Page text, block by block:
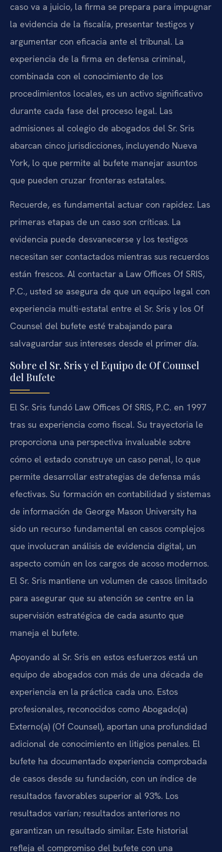
caso va a juicio, la firma se prepara para impugnar
la evidencia de la fiscalía, presentar testigos y
argumentar con eficacia ante el tribunal. La
experiencia de la firma en defensa criminal,
combinada con el conocimiento de los
procedimientos locales, es un activo significativo
durante cada fase del proceso legal. Las
admisiones al colegio de abogados del Sr. Sris
abarcan cinco jurisdicciones, incluyendo Nueva
York, lo que permite al bufete manejar asuntos
que pueden cruzar fronteras estatales.
Recuerde, es fundamental actuar con rapidez. Las
primeras etapas de un caso son críticas. La
evidencia puede desvanecerse y los testigos
necesitan ser contactados mientras sus recuerdos
están frescos. Al contactar a Law Offices Of SRIS,
P.C., usted se asegura de que un equipo legal con
experiencia multi-estatal entre el Sr. Sris y los Of
Counsel del bufete esté trabajando para
salvaguardar sus intereses desde el primer día.
Sobre el Sr. Sris y el Equipo de Of Counsel
del Bufete
El Sr. Sris fundó Law Offices Of SRIS, P.C. en 1997
tras su experiencia como fiscal. Su trayectoria le
proporciona una perspectiva invaluable sobre
cómo el estado construye un caso penal, lo que
permite desarrollar estrategias de defensa más
efectivas. Su formación en contabilidad y sistemas
de información de George Mason University ha
sido un recurso fundamental en casos complejos
que involucran análisis de evidencia digital, un
aspecto común en los cargos de acoso modernos.
El Sr. Sris mantiene un volumen de casos limitado
para asegurar que su atención se centre en la
supervisión estratégica de cada asunto que
maneja el bufete.
Apoyando al Sr. Sris en estos esfuerzos está un
equipo de abogados con más de una década de
experiencia en la práctica cada uno. Estos
profesionales, reconocidos como Abogado(a)
Externo(a) (Of Counsel), aportan una profundidad
adicional de conocimiento en litigios penales. El
bufete ha documentado experiencia comprobada
de casos desde su fundación, con un índice de
resultados favorables superior al 93%. Los
resultados varían; resultados anteriores no
garantizan un resultado similar. Este historial
refleja el compromiso del bufete con una